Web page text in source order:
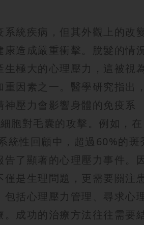
系統疾病，但其外觀上的改
康造成嚴重衝擊。脫髮的情
生極大的心理壓力，這被視
重因素之一。醫學研究指出
神壓力會影響身體的免疫系
胞對毛囊的攻擊。例如，在
統性回顧中，超過60%的斑
告了顯著的心理壓力事件。
僅是生理問題，更需要關注
包括心理壓力管理、尋求心
。成功的治療方法往往需要